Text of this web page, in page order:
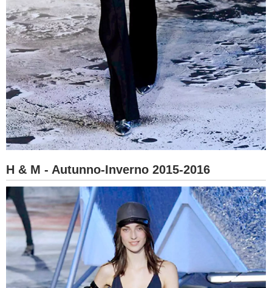
H & M - Autunno-Inverno 2015-2016